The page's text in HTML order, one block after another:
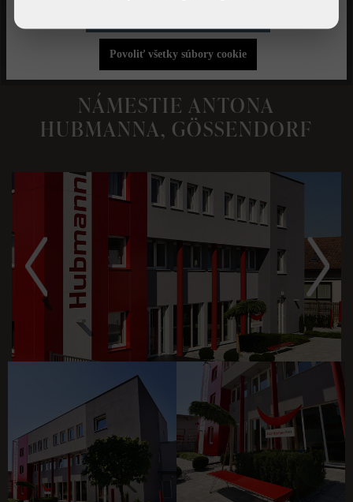
NÁMESTIE ANTONA
HUBMANNA, GÖSSENDORF
Povoliť všetky súbory cookie